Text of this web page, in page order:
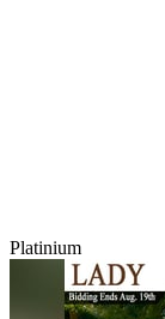
Platinium